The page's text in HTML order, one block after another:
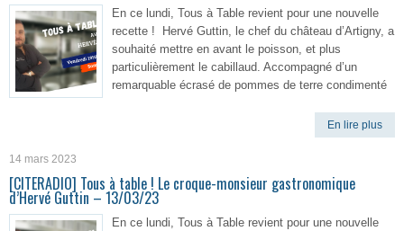
En ce lundi, Tous à Table revient pour une nouvelle
recette ! Hervé Guttin, le chef du château d’Artigny, a
souhaité mettre en avant le poisson, et plus
particulièrement le cabillaud. Accompagné d’un
remarquable écrasé de pommes de terre condimenté
En lire plus
14 mars 2023
[CITERADIO] Tous à table ! Le croque-monsieur gastronomique
d’Hervé Guttin – 13/03/23
En ce lundi, Tous à Table revient pour une nouvelle